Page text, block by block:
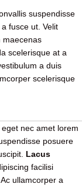
suspendisse
fusce ut. Velit
maecenas
scelerisque at a
a duis
scelerisque
nec amet lorem
posuere
Lacus
facilisi
ullamcorper a